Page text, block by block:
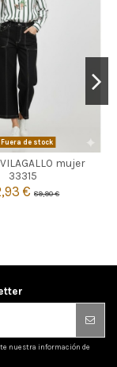
Fuera de stock
mujer
33315
€89,90 €
Agotado
nuestra información de